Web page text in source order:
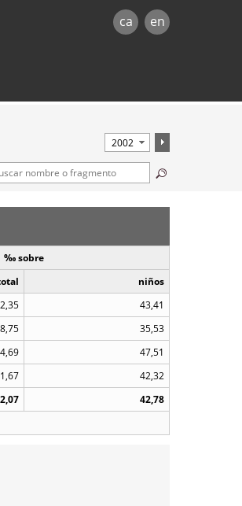
ca en
‰ sobre
niños
43,41
35,53
47,51
42,32
42,78